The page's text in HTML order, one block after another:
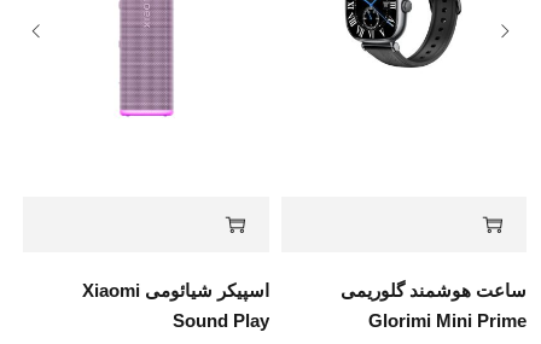
ساعت هوشمند گلوریمی
Glorimi Mini Prime
اسپیکر شیائومی Xiaomi
Sound Play